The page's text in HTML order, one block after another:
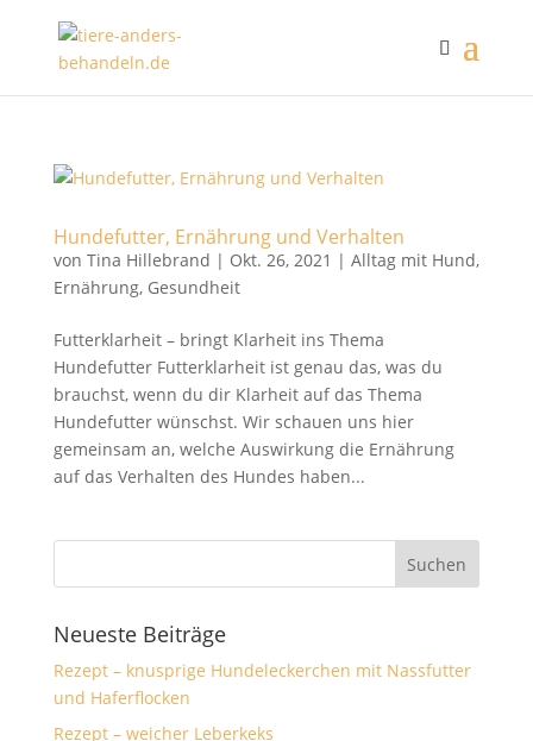
Hundefutter, Ernährung und Verhalten
von Tina Hillebrand | Okt. 26, 2021 | Alltag mit Hund,
Ernährung, Gesundheit
Futterklarheit – bringt Klarheit ins Thema
Hundefutter Futterklarheit ist genau das, was du
brauchst, wenn du dir Klarheit auf das Thema
Hundefutter wünschst. Wir schauen uns hier
gemeinsam an, welche Auswirkung die Ernährung
auf das Verhalten des Hundes haben...
Neueste Beiträge
Rezept – knusprige Hundeleckerchen mit Nassfutter
und Haferflocken
Rezept – weicher Leberkeks